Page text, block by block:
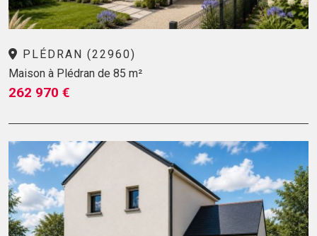
PLÉDRAN (22960)
Maison à Plédran de 85 m²
262 970 €